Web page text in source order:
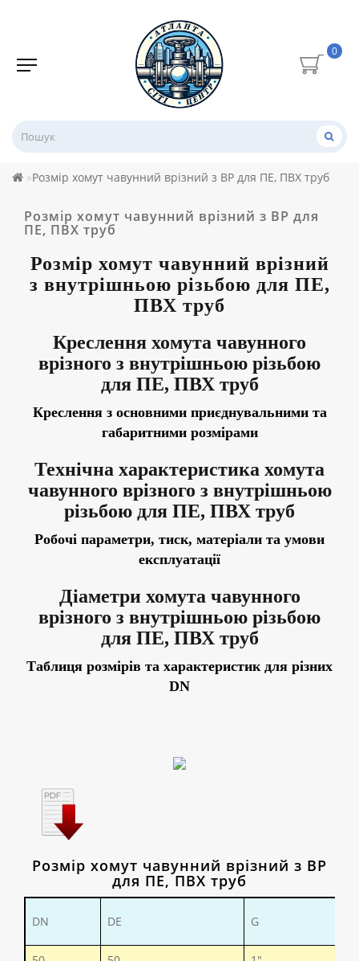
0
Розмір хомут чавунний врізний з ВР для ПЕ, ПВХ труб
Розмір хомут чавунний врізний з ВР для
ПЕ, ПВХ труб
Розмір хомут чавунний врізний
з внутрішньою різьбою для ПЕ,
ПВХ труб
Креслення хомута чавунного
врізного з внутрішньою різьбою
для ПЕ, ПВХ труб
Креслення з основними приєднувальними та
габаритними розмірами
Технічна характеристика хомута
чавунного врізного з внутрішньою
різьбою для ПЕ, ПВХ труб
Робочі параметри, тиск, матеріали та умови
експлуатації
Діаметри хомута чавунного
врізного з внутрішньою різьбою
для ПЕ, ПВХ труб
Таблиця розмірів та характеристик для різних
DN
Розмір хомут чавунний врізний з ВР
для ПЕ, ПВХ труб
DN DE G